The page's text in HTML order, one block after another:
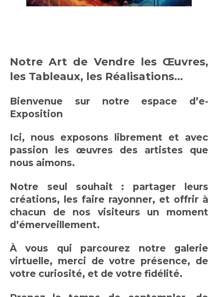
Notre Art de Vendre les Œuvres,
les Tableaux, les Réalisations...
Bienvenue sur notre espace d’e-
Exposition
Ici, nous exposons librement et avec
passion les œuvres des artistes que
nous aimons.
Notre seul souhait : partager leurs
créations, les faire rayonner, et offrir à
chacun de nos visiteurs un moment
d’émerveillement.
À vous qui parcourez notre galerie
virtuelle, merci de votre présence, de
votre curiosité, et de votre fidélité.